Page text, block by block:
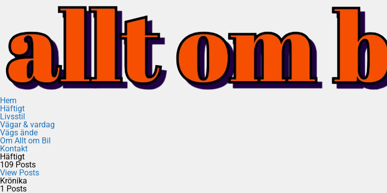
Hem
Häftigt
Livsstil
Vägar & vardag
Vägs ände
Om Allt om Bil
Kontakt
Häftigt
109 Posts
View Posts
Krönika
1 Posts